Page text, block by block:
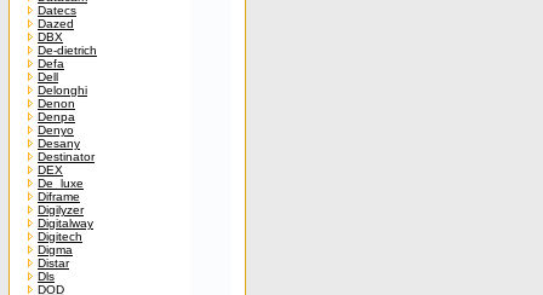
Datecs
Dazed
DBX
De-dietrich
Defa
Dell
Delonghi
Denon
Denpa
Denyo
Desany
Destinator
DEX
De_luxe
Diframe
Digilyzer
Digitalway
Digitech
Digma
Distar
Dls
DOD